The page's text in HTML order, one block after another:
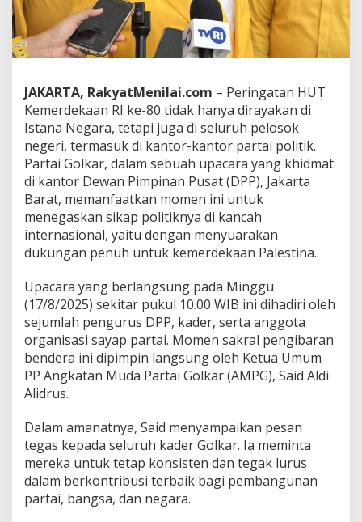
K
e
t
u
M
P
G
a
i
d
A
l
d
i
:
o
l
k
a
r
T
e
k
a
n
u
k
JAKARTA, RakyatMenilai.com – Peringatan HUT
Kemerdekaan RI ke-80 tidak hanya dirayakan di
Istana Negara, tetapi juga di seluruh pelosok
negeri, termasuk di kantor-kantor partai politik.
Partai Golkar, dalam sebuah upacara yang khidmat
di kantor Dewan Pimpinan Pusat (DPP), Jakarta
Barat, memanfaatkan momen ini untuk
menegaskan sikap politiknya di kancah
internasional, yaitu dengan menyuarakan
dukungan penuh untuk kemerdekaan Palestina.
​Upacara yang berlangsung pada Minggu
(17/8/2025) sekitar pukul 10.00 WIB ini dihadiri oleh
sejumlah pengurus DPP, kader, serta anggota
organisasi sayap partai. Momen sakral pengibaran
bendera ini dipimpin langsung oleh Ketua Umum
PP Angkatan Muda Partai Golkar (AMPG), Said Aldi
Alidrus.
​Dalam amanatnya, Said menyampaikan pesan
tegas kepada seluruh kader Golkar. Ia meminta
mereka untuk tetap konsisten dan tegak lurus
dalam berkontribusi terbaik bagi pembangunan
partai, bangsa, dan negara.